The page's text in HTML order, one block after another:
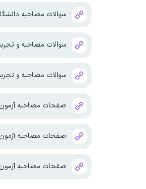
سوالات مصاحبه
سوالات مصاحبه و
سوالات مصاحبه و
صفحات مصاحبه
صفحات مصاحبه
صفحات مصاحبه